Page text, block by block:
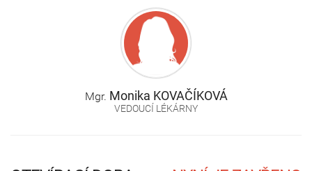
Mgr. Monika KOVAČÍKOVÁ
VEDOUCÍ LÉKÁRNY